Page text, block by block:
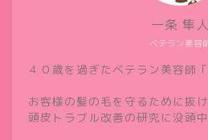
ベテラン美容
一条 隼人
４０歳を過ぎたベテラン美容師
お客様の髪の毛を守るために抜
頭皮トラブル改善の研究に没頭中